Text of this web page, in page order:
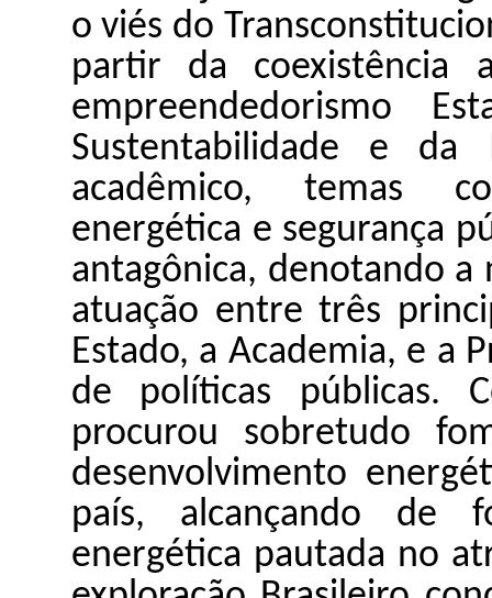
oviés do
partir da coexistência
empreendedorismo
Sustentabilidade e da
acadêmico, temas
energética e segurança
antagônica, denotando a
atuação entretrês
Estado, a Academia, e a
de políticas públicas.
procurou
sobretudo
desenvolvimento
país, alcançando de
energética pautada no